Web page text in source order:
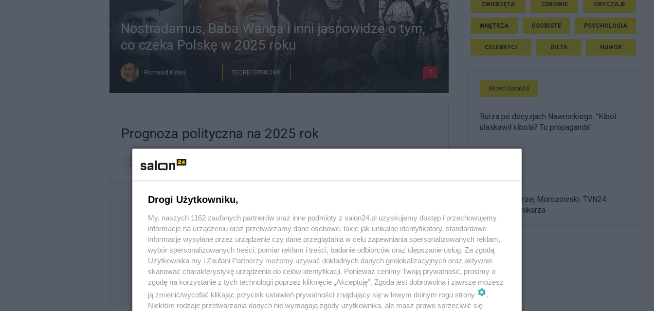
Nostradamus, Baba Wanga i inni jasnowidze o tym,
co czeka Polskę w 2025 roku
Romuald Kałwa TEORIE SPISKOWE 7
Prognoza polityczna na 2025 rok
catrw
ZWIERZĘTA ZDROWIE OBYCZAJE
WNĘTRZA OSOBISTE PSYCHOLOGIA
CELEBRYCI DIETA HUMOR
Wideo Salon24
Burza po decyzjach Nawrockiego. "Kibol
ułaskawił kibola? To propaganda"
Nie żyje Andrzej Morozowski. TVN24
żegna dziennikarza
Drogi Użytkowniku,
My, naszych 1162 zaufanych partnerów oraz inne podmioty z salon24.pl uzyskujemy dostęp i przechowujemy
informacje na urządzeniu oraz przetwarzamy dane osobowe, takie jak unikalne identyfikatory, standardowe
informacje wysyłane przez urządzenie czy dane przeglądania w celu zapewniania spersonalizowanych reklam,
wybór spersonalizowanych treści, pomiar reklam i treści, badanie odbiorców oraz ulepszanie usług. Za zgodą
Użytkownika my i Zaufani Partnerzy możemy używać dokładnych danych geolokalizacyjnych oraz aktywnie
skanować charakterystykę urządzenia do celów identyfikacji. Ponieważ cenimy Twoją prywatność, prosimy o
zgodę na korzystanie z tych technologii poprzez kliknięcie „Akceptuję”. Zgoda jest dobrowolna i zawsze możesz
ją zmienić/wycofać klikając przycisk ustawień prywatności znajdujący się w lewym dolnym rogu strony
.
Niektóre rodzaje przetwarzania danych nie wymagają zgody użytkownika, ale masz prawo sprzeciwić się